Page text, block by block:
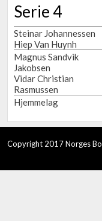
Serie 4
Steinar Johannessen
Hiep Van Huynh
Magnus Sandvik
Jakobsen
Vidar Christian
Rasmussen
Hjemmelag
Copyright 2017 Norges